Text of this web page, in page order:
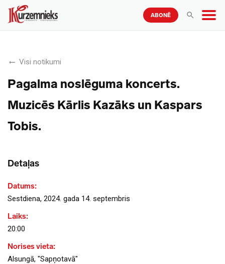
ABONĒ
Visi notikumi
Pagalma noslēguma koncerts.
Muzicēs Kārlis Kazāks un Kaspars
Tobis.
Detaļas
Datums:
Sestdiena, 2024. gada 14. septembris
Laiks:
20:00
Norises vieta:
Alsungā, "Sapņotavā"